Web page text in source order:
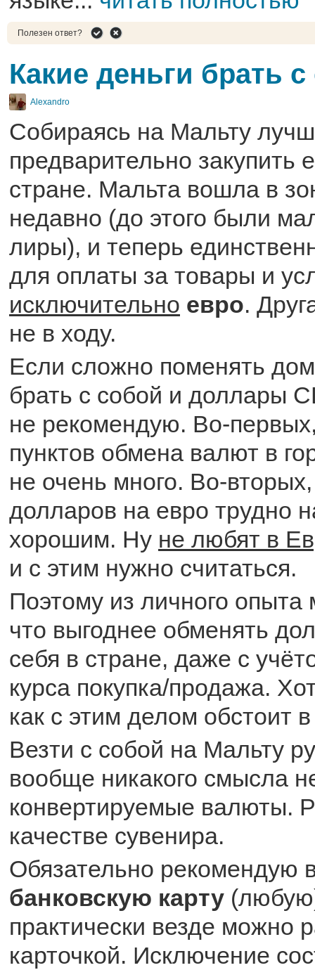
Полезен ответ?
Какие деньги брать
Alexandro
Собираясь на Мальту
предварительно закупить
стране. Мальта вошла в
недавно (до этого были
лиры), и теперь
для оплаты за товары и
исключительно евро.
не в ходу.
Если сложно поменять
брать с собой и доллары
не рекомендую. Во-
пунктов обмена валют в
не очень много. Во-
долларов на евро трудно
хорошим. Ну не любят в
и с этим нужно считаться.
Поэтому из личного опыта
что выгоднее обменять
себя в стране, даже с
курса покупка/продажа.
как с этим делом обстоит
Везти с собой на Мальту
вообще никакого смысла
конвертируемые валюты.
качестве сувенира.
Обязательно рекомендую
банковскую карту
практически везде можно
карточкой. Исключение